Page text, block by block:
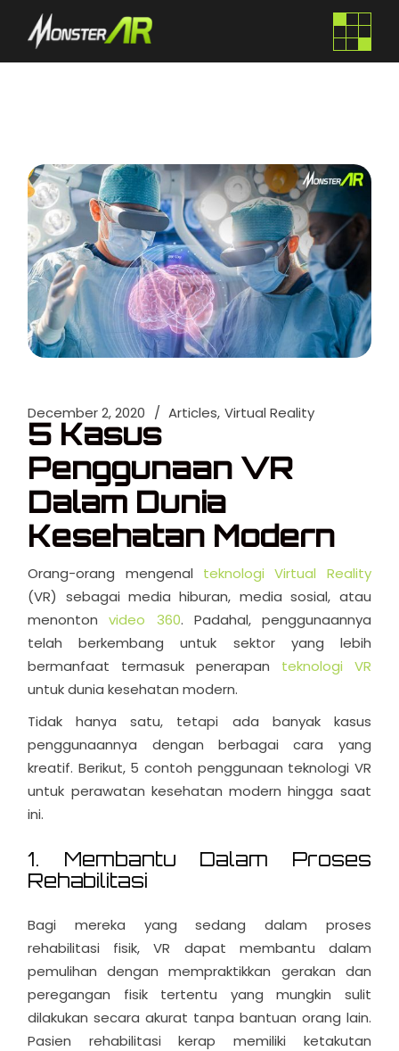
December 2, 2020 Articles Virtual Reality
5 Kasus
Penggunaan VR
Dalam Dunia
Kesehatan Modern
Orang-orang mengenal teknologi Virtual Reality
(VR) sebagai media hiburan, media sosial, atau
menontonvideo 360. Padahal, penggunaannya
telah berkembang untuk sektor yang lebih
bermanfaat termasuk penerapan teknologi VR
untuk dunia kesehatan modern.
Tidak hanya satu, tetapi ada banyak kasus
penggunaannya dengan berbagai cara yang
kreatif. Berikut, 5 contoh penggunaan teknologi VR
untuk perawatan kesehatan modern hingga saat
ini.
1. Membantu Dalam Proses
Rehabilitasi
Bagi mereka yang sedang dalam proses
rehabilitasi fisik, VR dapat membantu dalam
pemulihan dengan mempraktikkan gerakan dan
peregangan fisik tertentu yang mungkin sulit
dilakukan secara akurat tanpa bantuan orang lain.
Pasien rehabilitasi kerap memiliki ketakutan